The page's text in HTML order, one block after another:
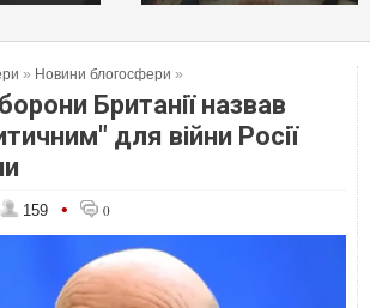
» Новини блогосфери »
Британії назвав
для війни Росії
159 • 0